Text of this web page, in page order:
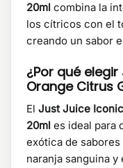
20ml combina la
los cítricos con el
creando un sabor
¿Por qué
Orange Citrus
El Just Juice
20ml es ideal para
exótica de
naranja sanguina